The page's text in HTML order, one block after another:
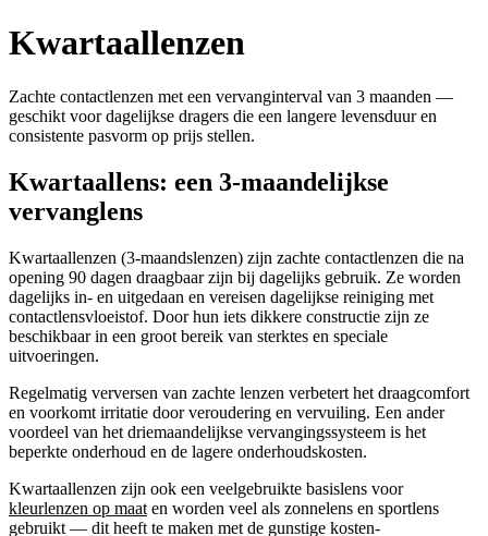
Kwartaallenzen
Zachte contactlenzen met een vervanginterval van 3 maanden —
geschikt voor dagelijkse dragers die een langere levensduur en
consistente pasvorm op prijs stellen.
Kwartaallens: een 3-maandelijkse
vervanglens
Kwartaallenzen (3-maandslenzen) zijn zachte contactlenzen die na
opening 90 dagen draagbaar zijn bij dagelijks gebruik. Ze worden
dagelijks in- en uitgedaan en vereisen dagelijkse reiniging met
contactlensvloeistof. Door hun iets dikkere constructie zijn ze
beschikbaar in een groot bereik van sterktes en speciale
uitvoeringen.
Regelmatig verversen van zachte lenzen verbetert het draagcomfort
en voorkomt irritatie door veroudering en vervuiling. Een ander
voordeel van het driemaandelijkse vervangingssysteem is het
beperkte onderhoud en de lagere onderhoudskosten.
Kwartaallenzen zijn ook een veelgebruikte basislens voor
kleurlenzen op maat en worden veel als zonnelens en sportlens
gebruikt — dit heeft te maken met de gunstige kosten-